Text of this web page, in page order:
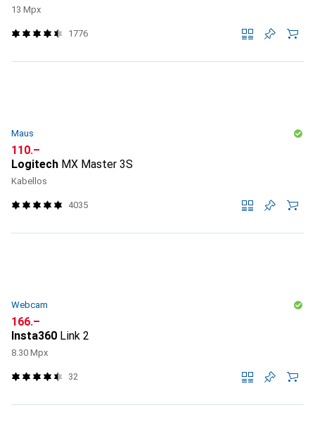
13 Mpx
1776
Maus
CHF
110.–
Logitech MX Master 3S
Kabellos
4035
Webcam
CHF
166.–
Insta360 Link 2
8.30 Mpx
32